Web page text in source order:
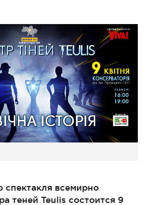
спектакля всемирно
теней Teulis состоится 9